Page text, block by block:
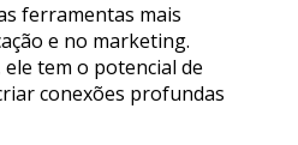
ferramentas mais
e no marketing.
tem o potencial de
conexões profundas